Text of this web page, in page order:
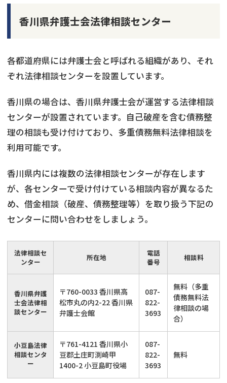
香川県弁護士会法律相談センター
各都道府県には弁護士会と呼ばれる組織があり、それ
ぞれ法律相談センターを設置しています。
香川県の場合は、香川県弁護士会が運営する法律相談
センターが設置されています。自己破産を含む債務整
理の相談も受け付けており、多重債務無料法律相談を
利用可能です。
香川県内には複数の法律相談センターが存在します
が、各センターで受け付けている相談内容が異なるた
め、借金相談（破産、債務整理等）を取り扱う下記の
センターに問い合わせをしましょう。
法律相談セ
ンター
所在地
電話
番号
相談料
香川県弁護
士会法律相
談センター
〒760-0033 香川県高
松市丸の内2-22 香川県
弁護士会館
087-
822-
3693
無料（多重
債務無料法
律相談の場
合）
小豆島法律
相談センタ
ー
〒761-4121 香川県小
豆郡土庄町渕崎甲
1400-2 小豆島町役場
087-
822-
3693
無料